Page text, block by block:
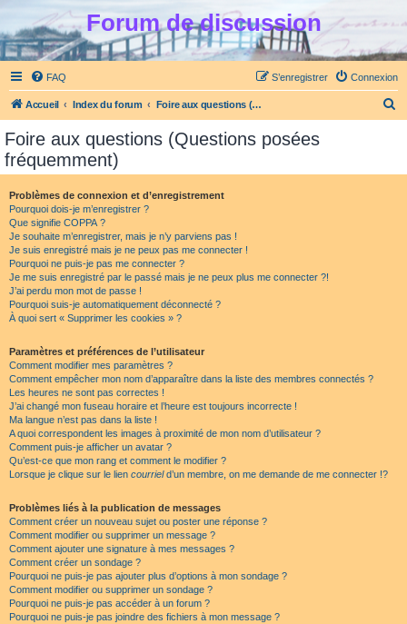
Forum de discussion
FAQ Connexion
S’enregistrer
Accueil Index du forum Foire aux questions (Questions posées fréquemment)
Foire aux questions (Questions posées
fréquemment)
Problèmes de connexion et d’enregistrement
Pourquoi dois-je m’enregistrer ?
Que signifie COPPA ?
Je souhaite m’enregistrer, mais je n’y parviens pas !
Je suis enregistré mais je ne peux pas me connecter !
Pourquoi ne puis-je pas me connecter ?
Je me suis enregistré par le passé mais je ne peux plus me connecter ?!
J’ai perdu mon mot de passe !
Pourquoi suis-je automatiquement déconnecté ?
À quoi sert « Supprimer les cookies » ?
Paramètres et préférences de l’utilisateur
Comment modifier mes paramètres ?
Comment empêcher mon nom d’apparaître dans la liste des membres connectés ?
Les heures ne sont pas correctes !
J’ai changé mon fuseau horaire et l’heure est toujours incorrecte !
Ma langue n’est pas dans la liste !
A quoi correspondent les images à proximité de mon nom d’utilisateur ?
Comment puis-je afficher un avatar ?
Qu’est-ce que mon rang et comment le modifier ?
Lorsque je clique sur le lien courrield’un membre, on me demande de me connecter !?
Problèmes liés à la publication de messages
Comment créer un nouveau sujet ou poster une réponse ?
Comment modifier ou supprimer un message ?
Comment ajouter une signature à mes messages ?
Comment créer un sondage ?
Pourquoi ne puis-je pas ajouter plus d’options à mon sondage ?
Comment modifier ou supprimer un sondage ?
Pourquoi ne puis-je pas accéder à un forum ?
Pourquoi ne puis-je pas joindre des fichiers à mon message ?